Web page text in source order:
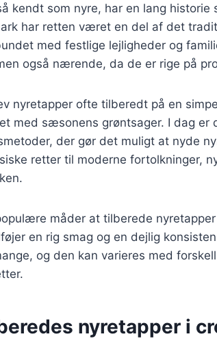
kendt som nyre, har en lang historie
har retten været en del af det
med festlige lejligheder og
også nærende, da de er rige på
nyretapper ofte tilberedt på en
med sæsonens grøntsager. I dag er
der gør det muligt at nyde
retter til moderne fortolkninger,
måder at tilberede
en rig smag og en dejlig
og den kan varieres med
nyretapper i